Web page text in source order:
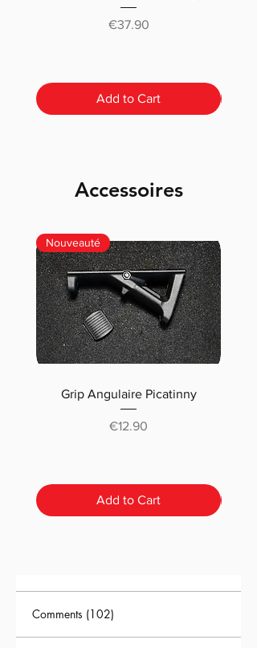
Price
€37.90
Add to Cart
Accessoires
Nouveauté
Grip Angulaire Picatinny
Price
€12.90
Add to Cart
Comments (102)